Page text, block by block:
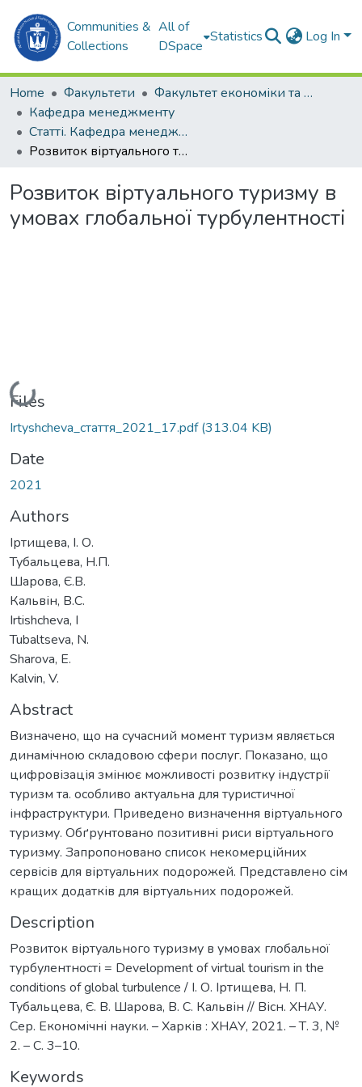
Communities &
Collections
All of
DSpace
Statistics Log In
Home Факультети
Факультет економіки та екології моря (ФЕЕМ)
Кафедра менеджменту
Статті. Кафедра менеджменту
Розвиток віртуального туризму в умовах глобальної турбулентності
Розвиток віртуального туризму в
умовах глобальної турбулентності
Loading...
Files
Irtyshcheva_стаття_2021_17.pdf(313.04 KB)
Date
2021
Authors
Іртищева, І. О.
Тубальцева, Н.П.
Шарова, Є.В.
Кальвін, В.С.
Irtishcheva, I
Tubaltseva, N.
Sharova, E.
Kalvin, V.
Abstract
Визначено, що на сучасний момент туризм являється
динамічною складовою сфери послуг. Показано, що
цифровізація змінює можливості розвитку індустрії
туризм та. особливо актуальна для туристичної
інфраструктури. Приведено визначення віртуального
туризму. Обґрунтовано позитивні риси віртуального
туризму. Запропоновано список некомерційних
сервісів для віртуальних подорожей. Представлено сім
кращих додатків для віртуальних подорожей.
Description
Розвиток віртуального туризму в умовах глобальної
турбулентності = Development of virtual tourism in the
conditions of global turbulence / І. О. Іртищева, Н. П.
Тубальцева, Є. В. Шарова, В. С. Кальвін // Вісн. ХНАУ.
Сер. Економічні науки. – Харків : ХНАУ, 2021. – Т. 3, №
2. – С. 3–10.
Keywords